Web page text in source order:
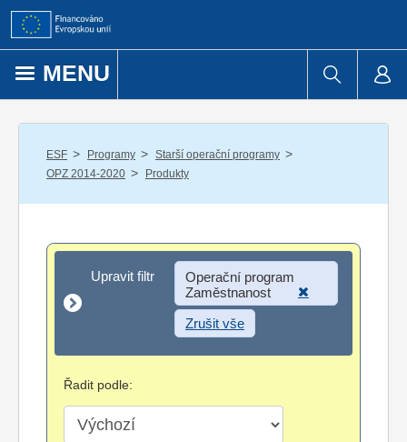
Přejít k obsahu
MENU
ESF / Programy / Starší operační programy /
OPZ 2014-2020 / Produkty
Upravit filtr
Upravit filtr
Operační program
Zaměstnanost
Zrušit vše
Řadit podle: